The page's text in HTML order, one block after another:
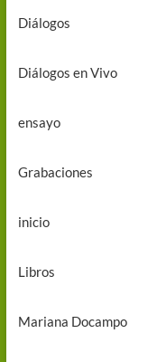
Diálogos
Diálogos en Vivo
ensayo
Grabaciones
inicio
Libros
Mariana Docampo